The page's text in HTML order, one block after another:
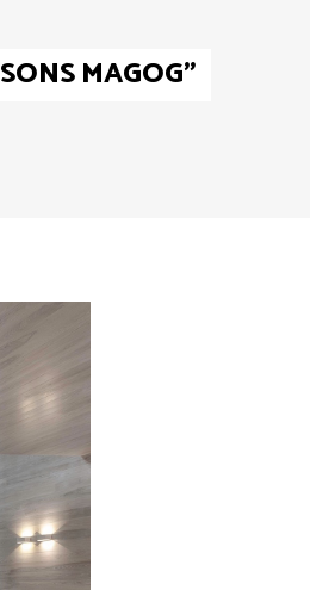
MAGOG"